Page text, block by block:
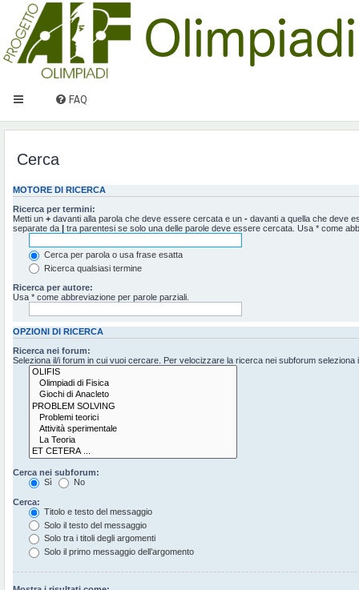
FAQ
Cerca
MOTORE DI RICERCA
Ricerca per termini:
Metti un + davanti alla parola che deve essere cercata e un - davanti a quella che deve
separate da
tra parentesi se solo una delle parole deve essere cercata. Usa * come
Cerca per parola o usa frase esatta
Ricerca qualsiasi termine
Ricerca per autore:
Usa * come abbreviazione per parole parziali.
OPZIONI DI RICERCA
Ricerca nei forum:
Seleziona il/i forum in cui vuoi cercare. Per velocizzare la ricerca nei subforum seleziona
Cerca nei subforum:
Sì
No
Cerca:
Titolo e testo del messaggio
Solo il testo del messaggio
Solo tra i titoli degli argomenti
Solo il primo messaggio dell’argomento